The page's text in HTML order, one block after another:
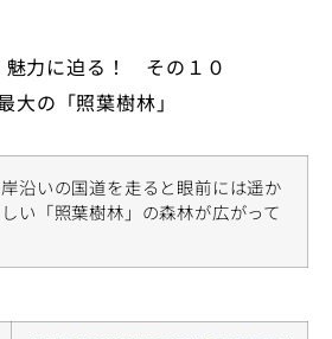
力に迫る！ その１０
大の「照葉樹林」
沿いの国道を走ると眼前には遥か
い「照葉樹林」の森林が広がって